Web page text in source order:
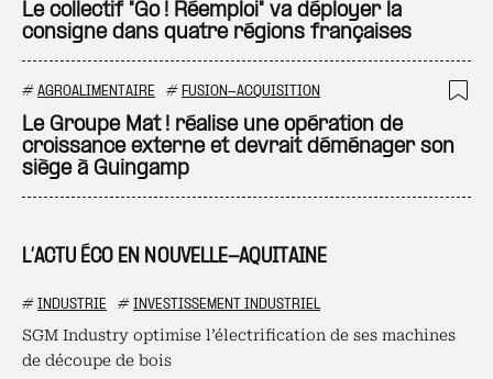
L’ACTU ÉCO EN NOUVELLE-AQUITAINE
# INDUSTRIE # INVESTISSEMENT INDUSTRIEL
SGM Industry optimise l’électrification de ses machines
de découpe de bois
Le collectif "Go ! Réemploi" va déployer la
consigne dans quatre régions françaises
# AGROALIMENTAIRE # FUSION-ACQUISITION
Le Groupe Mat ! réalise une opération de
croissance externe et devrait déménager son
siège à Guingamp